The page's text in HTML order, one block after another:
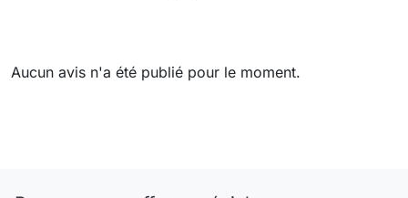
Aucun avis n'a été publié pour le moment.